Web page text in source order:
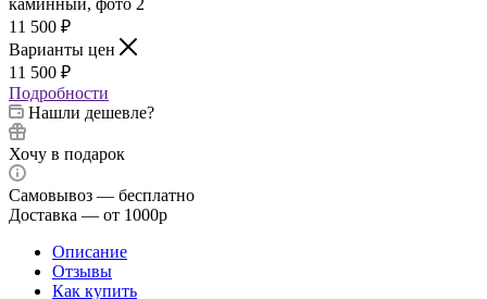
11 500 ₽
Варианты цен
11 500 ₽
Подробности
Нашли дешевле?
Хочу в подарок
Самовывоз — бесплатно
Доставка — от 1000р
Описание
Отзывы
Как купить